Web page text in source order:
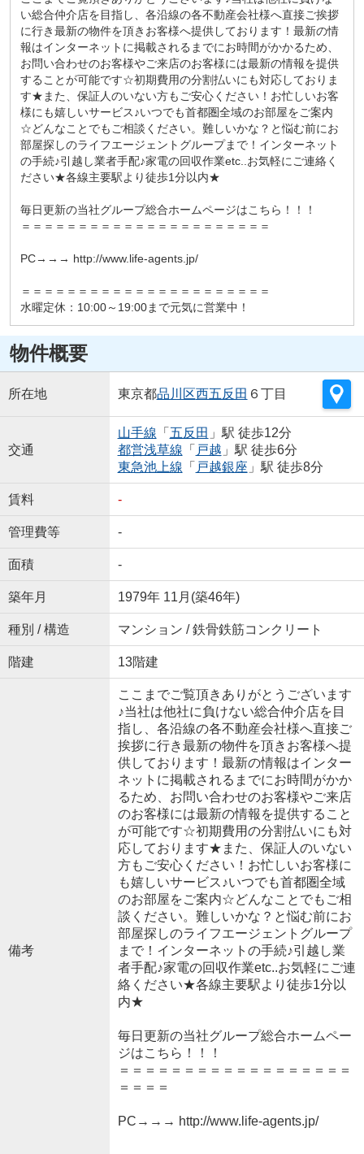
い総合仲介店を目指し、各沿線の各不動産会社様へ直接ご挨拶
に行き最新の物件を頂きお客様へ提供しております！最新の情
報はインターネットに掲載されるまでにお時間がかかるため、
お問い合わせのお客様やご来店のお客様には最新の情報を提供
することが可能です☆初期費用の分割払いにも対応しておりま
す★また、保証人のいない方もご安心ください！お忙しいお客
様にも嬉しいサービス♪いつでも首都圏全域のお部屋をご案内
☆どんなことでもご相談ください。難しいかな？と悩む前にお
部屋探しのライフエージェントグループまで！インターネット
の手続♪引越し業者手配♪家電の回収作業etc..お気軽にご連絡く
ださい★各線主要駅より徒歩1分以内★
毎日更新の当社グループ総合ホームページはこちら！！！
＝＝＝＝＝＝＝＝＝＝＝＝＝＝＝＝＝＝＝＝＝＝
PC→→→ http://www.life-agents.jp/
＝＝＝＝＝＝＝＝＝＝＝＝＝＝＝＝＝＝＝＝＝＝
水曜定休：10:00～19:00まで元気に営業中！
物件概要
所在地 東京都品川区西五反田 ６丁目
交通
山手線 「 五反田 」駅 徒歩12分
都営浅草線 「 戸越 」駅 徒歩6分
東急池上線 「 戸越銀座 」駅 徒歩8分
賃料 -
管理費等 -
面積 -
築年月 1979年 11月(築46年)
種別 / 構造 マンション / 鉄骨鉄筋コンクリート
階建 13階建
備考
ここまでご覧頂きありがとうございます
♪当社は他社に負けない総合仲介店を目
指し、各沿線の各不動産会社様へ直接ご
挨拶に行き最新の物件を頂きお客様へ提
供しております！最新の情報はインター
ネットに掲載されるまでにお時間がかか
るため、お問い合わせのお客様やご来店
のお客様には最新の情報を提供すること
が可能です☆初期費用の分割払いにも対
応しております★また、保証人のいない
方もご安心ください！お忙しいお客様に
も嬉しいサービス♪いつでも首都圏全域
のお部屋をご案内☆どんなことでもご相
談ください。難しいかな？と悩む前にお
部屋探しのライフエージェントグループ
まで！インターネットの手続♪引越し業
者手配♪家電の回収作業etc..お気軽にご連
絡ください★各線主要駅より徒歩1分以
内★
毎日更新の当社グループ総合ホームペー
ジはこちら！！！
＝＝＝＝＝＝＝＝＝＝＝＝＝＝＝＝＝＝
＝＝＝＝
PC→→→ http://www.life-agents.jp/